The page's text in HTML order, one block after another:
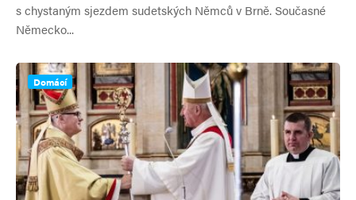
s chystaným sjezdem sudetských Němců v Brně. Současné
Německo...
Domácí